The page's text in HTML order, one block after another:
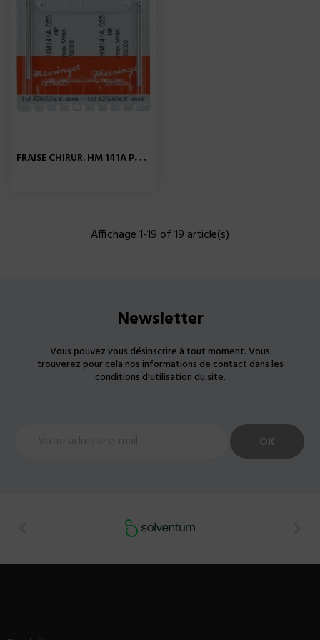
F
RAISE CHIRUR. HM 141A PAM...
Affichage 1-19 of 19 article(s)
Newsletter
Vous pouvez vous désinscrire à tout moment. Vous
trouverez pour cela nos informations de contact dans les
conditions d'utilisation du site.